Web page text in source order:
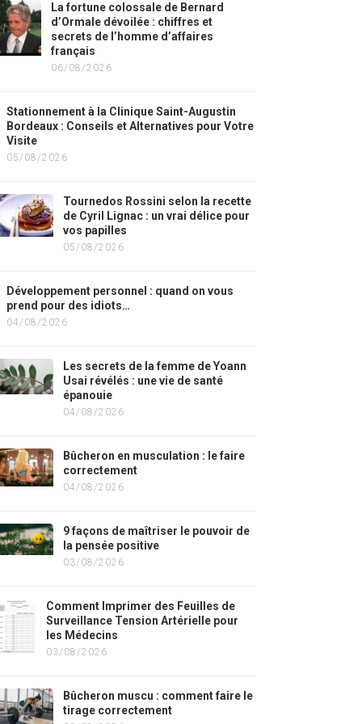
La fortune colossale de Bernard
d’Ormale dévoilée : chiffres et
secrets de l’homme d’affaires
français
06/08/2026
Stationnement à la Clinique Saint-Augustin
Bordeaux : Conseils et Alternatives pour Votre
Visite
05/08/2026
Tournedos Rossini selon la recette
de Cyril Lignac : un vrai délice pour
vos papilles
05/08/2026
Développement personnel : quand on vous
prend pour des idiots…
04/08/2026
Les secrets de la femme de Yoann
Usai révélés : une vie de santé
épanouie
04/08/2026
Bûcheron en musculation : le faire
correctement
04/08/2026
9 façons de maîtriser le pouvoir de
la pensée positive
03/08/2026
Comment Imprimer des Feuilles de
Surveillance Tension Artérielle pour
les Médecins
03/08/2026
Bûcheron muscu : comment faire le
tirage correctement